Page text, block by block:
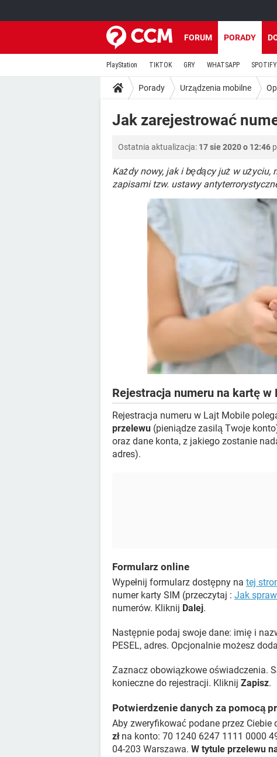
FORUM PORADY
PlayStation TIKTOK GRY WHATSAPP SPOTIFY
Porady Urządzenia mobilne
Jak zarejestrować
Ostatnia aktualizacja: 17 sie 2020 o 12:46
Każdy nowy, jak i będący już w użyciu,
zapisami tzw. ustawy
Rejestracja numeru na kartę w
Rejestracja numeru w Lajt Mobile
przelewu (pieniądze zasilą Twoje
oraz dane konta, z jakiego zostanie
adres).
Formularz online
Wypełnij formularz dostępny na tej
numer karty SIM (przeczytaj : Jak
numerów. Kliknij Dalej.
Następnie podaj swoje dane: imię i
PESEL, adres. Opcjonalnie możesz
Zaznacz obowiązkowe oświadczenia.
konieczne do rejestracji. Kliknij Zapisz.
Potwierdzenie danych za pomocą
Aby zweryfikować podane przez Ciebie
złna konto: 70 1240 6247 1111 0000
04-203 Warszawa. W tytule przelewu